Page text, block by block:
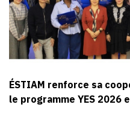
ÉSTIAM renforce sa
le programme YES 2026